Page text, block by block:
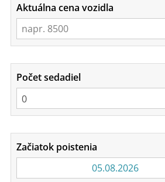
Aktuálna cena vozidla
Počet sedadiel
Začiatok poistenia